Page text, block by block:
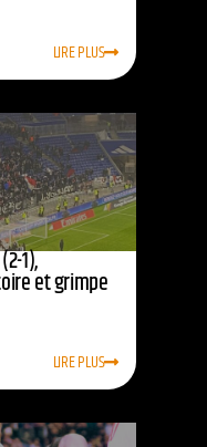
LIRE PLUS
1),
et grimpe
LIRE PLUS